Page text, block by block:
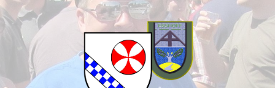
Skip
to
content
Skip
to
footer